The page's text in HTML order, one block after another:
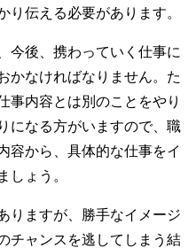
伝える必要があります。
今後、携わっていく仕事に
かなければなりません。た
事内容とは別のことをやり
になる方がいますので、職
容から、具体的な仕事をイ
ょう。
りますが、勝手なイメージ
チャンスを逃してしまう結